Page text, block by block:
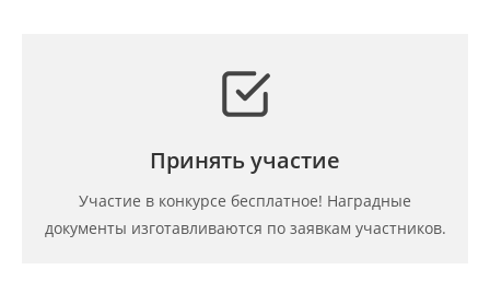
Принять участие
Участие в конкурсе бесплатное! Наградные
документы изготавливаются по заявкам участников.